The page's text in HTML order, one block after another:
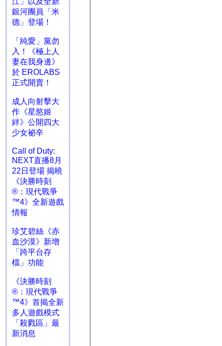
銀河團員「米
德」登場！
「純愛」黨勿
入！《極上人
妻在我身邊》
於 EROLABS
正式開賣！
成人向射擊大
作《星慾姬
絆》公開四大
少女祕辛
Call of Duty:
NEXT直播8月
22日登場 揭曉
《決勝時刻
®：現代戰爭
™4》全新遊戲
情報
珍艾碧絲《赤
血沙漠》新增
「跨平台存
檔」功能
《決勝時刻
®：現代戰爭
™4》首揭全新
多人遊戲模式
「殺戮區」最
新消息